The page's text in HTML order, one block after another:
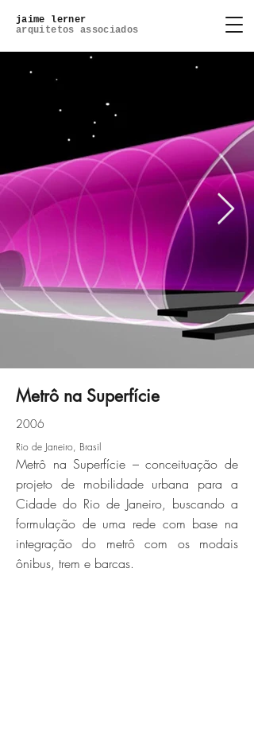
jaime lerner
arquitetos associados
metro-de-superficie-02jpg
Click here
Metrô na Superfície
2006
Rio de Janeiro, Brasil
Metrô na Superfície – conceituação de
projeto de mobilidade urbana para a
Cidade do Rio de Janeiro, buscando a
formulação de uma rede com base na
integração do metrô com os modais
ônibus, trem e barcas.